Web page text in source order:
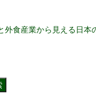
外食産業から見える日本